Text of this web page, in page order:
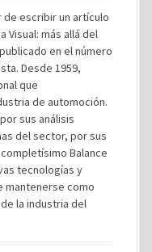
escribir un artículo
Visual: más allá del
en el número
Desde 1959,
que
de automoción.
sus análisis
del sector, por sus
Balance
tecnologías y
mantenerse como
la industria del